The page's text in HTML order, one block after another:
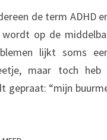
de term ADHD
op de
lijkt soms
maar toch
“mijn